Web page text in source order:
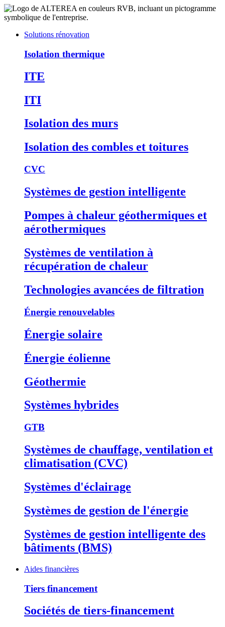
Solutions rénovation
Isolation thermique
ITE
ITI
Isolation des murs
Isolation des combles et toitures
CVC
Systèmes de gestion intelligente
Pompes à chaleur géothermiques et
aérothermiques
Systèmes de ventilation à
récupération de chaleur
Technologies avancées de filtration
Énergie renouvelables
Énergie solaire
Énergie éolienne
Géothermie
Systèmes hybrides
GTB
Systèmes de chauffage, ventilation et
climatisation (CVC)
Systèmes d'éclairage
Systèmes de gestion de l'énergie
Systèmes de gestion intelligente des
bâtiments (BMS)
Aides financières
Tiers financement
Sociétés de tiers-financement